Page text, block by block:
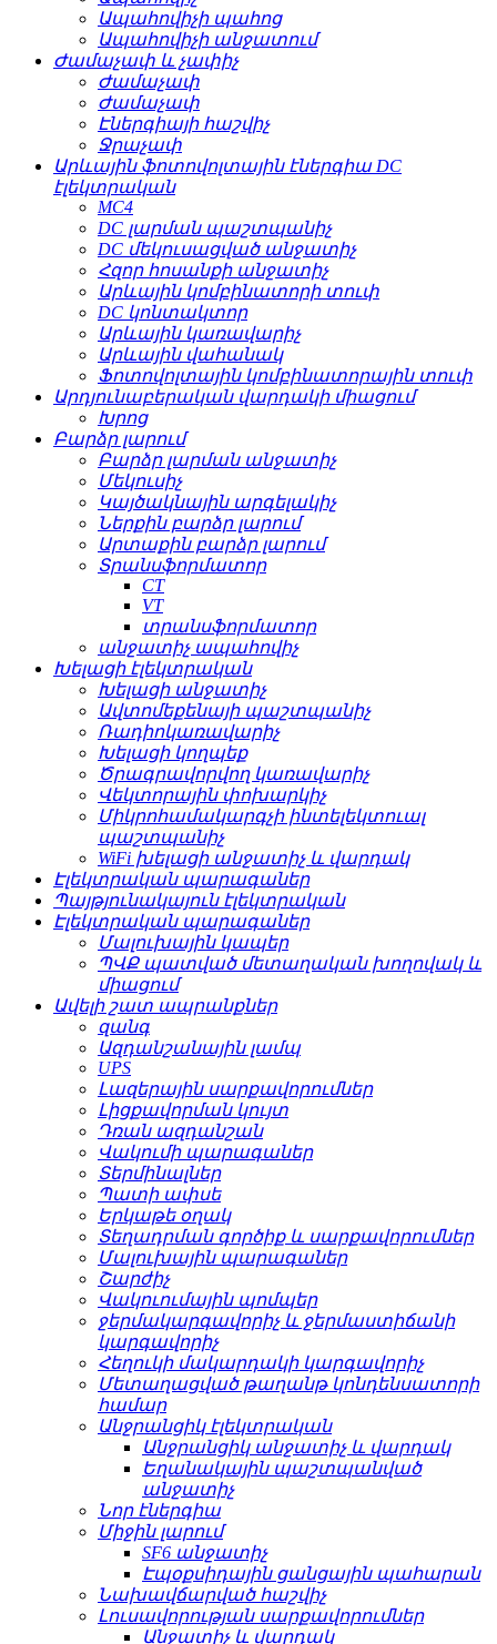
Ապահովիչի պահոց
Ապահովիչի անջատում
Ժամաչափ և չափիչ
Ժամաչափ
Ժամաչափ
Էներգիայի հաշվիչ
Ջրաչափ
Արևային ֆոտովոլտային էներգիա DC
էլեկտրական
MC4
DC լարման պաշտպանիչ
DC մեկուսացված անջատիչ
Հզոր հոսանքի անջատիչ
Արևային կոմբինատորի տուփ
DC կոնտակտոր
Արևային կառավարիչ
Արևային վահանակ
Ֆոտովոլտային կոմբինատորային տուփ
Արդյունաբերական վարդակի միացում
Խրոց
Բարձր լարում
Բարձր լարման անջատիչ
Մեկուսիչ
Կայծակնային արգելակիչ
Ներքին բարձր լարում
Արտաքին բարձր լարում
Տրանսֆորմատոր
CT
VT
տրանսֆորմատոր
անջատիչ ապահովիչ
Խելացի էլեկտրական
Խելացի անջատիչ
Ավտոմեքենայի պաշտպանիչ
Ռադիոկառավարիչ
Խելացի կողպեք
Ծրագրավորվող կառավարիչ
Վեկտորային փոխարկիչ
Միկրոհամակարգչի ինտելեկտուալ
պաշտպանիչ
WiFi խելացի անջատիչ և վարդակ
Էլեկտրական պարագաներ
Պայթյունակայուն էլեկտրական
Էլեկտրական պարագաներ
Մալուխային կապեր
ՊՎՔ պատված մետաղական խողովակ և
միացում
Ավելի շատ ապրանքներ
զանգ
Ազդանշանային լամպ
UPS
Լազերային սարքավորումներ
Լիցքավորման կույտ
Դռան ազդանշան
Վակումի պարագաներ
Տերմինալներ
Պատի ափսե
Երկաթե օղակ
Տեղադրման գործիք և սարքավորումներ
Մալուխային պարագաներ
Շարժիչ
Վակուումային պոմպեր
ջերմակարգավորիչ և ջերմաստիճանի
կարգավորիչ
Հեղուկի մակարդակի կարգավորիչ
Մետաղացված թաղանթ կոնդենսատորի
համար
Անջրանցիկ էլեկտրական
Անջրանցիկ անջատիչ և վարդակ
Եղանակային պաշտպանված
անջատիչ
Նոր էներգիա
Միջին լարում
SF6 անջատիչ
Էպօքսիդային ցանցային պահարան
Նախավճարված հաշվիչ
Լուսավորության սարքավորումներ
Անջատիչ և վարդակ